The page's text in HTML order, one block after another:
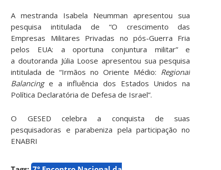
A mestranda Isabela Neumman apresentou sua
pesquisa intitulada de “O crescimento das
Empresas Militares Privadas no pós-Guerra Fria
pelos EUA: a oportuna conjuntura militar” e
a doutoranda Júlia Loose apresentou sua pesquisa
intitulada de “Irmãos no Oriente Médio: Regional
Balancinge a influência dos Estados Unidos na
Política Declaratória de Defesa de Israel”.
O GESED celebra a conquista de suas
pesquisadoras e parabeniza pela participação no
ENABRI